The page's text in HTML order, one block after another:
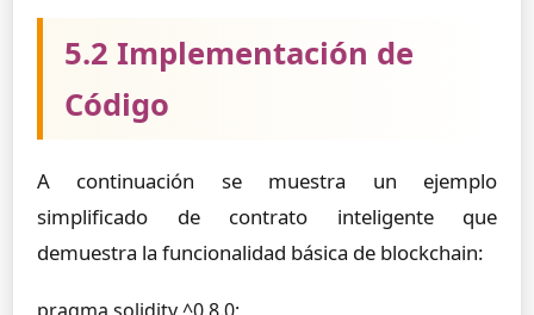
5.2 Implementación de
Código
A continuación se muestra un ejemplo
simplificado de contrato inteligente que
demuestra la funcionalidad básica de blockchain: